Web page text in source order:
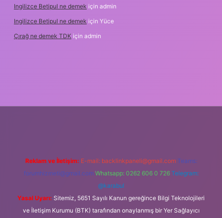
Ingilizce Betipul ne demek için admin
Ingilizce Betipul ne demek için Yüce
Çırağ ne demek TDK için admin
Reklam ve İletişim: E-mail: backlinkpaneli@gmail.com Teams:
forumhizmeti@gmail.com Whatsapp: 0262 606 0 726 Telegram:
@karabul
Yasal Uyarı: Sitemiz, 5651 Sayılı Kanun gereğince Bilgi Teknolojileri
ve İletişim Kurumu (BTK) tarafından onaylanmış bir Yer Sağlayıcı